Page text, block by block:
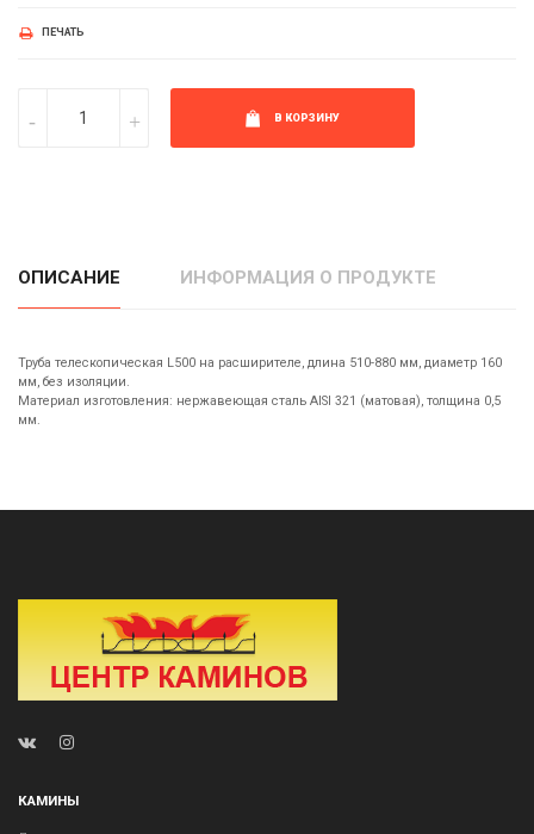
ПЕЧАТЬ
В КОРЗИНУ
ОПИСАНИЕ ИНФОРМАЦИЯ О ПРОДУКТЕ
Труба телескопическая L500 на расширителе, длина 510-880 мм, диаметр 160
мм, без изоляции.
Материал изготовления: нержавеющая сталь AISI 321 (матовая), толщина 0,5
мм.
КАМИНЫ